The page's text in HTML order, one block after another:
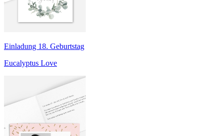
Einladung 18. Geburtstag
Eucalyptus Love